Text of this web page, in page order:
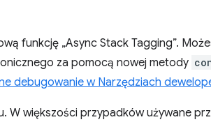
funkcję „Async Stack Tagging”.
za pomocą nowej metody
debugowanie w Narzędziach
W większości przypadków używane